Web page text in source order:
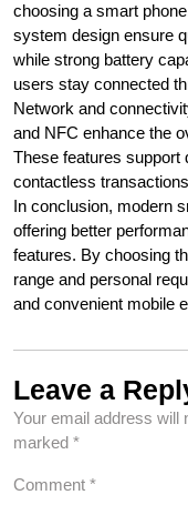
choosing a smart
system design ensure
while strong battery
users stay connected
Network and
and NFC enhance the
These features support
contactless
In conclusion, modern
offering better
features. By choosing
range and personal
and convenient mobile
Leave a
Your email address will
marked *
Comment *